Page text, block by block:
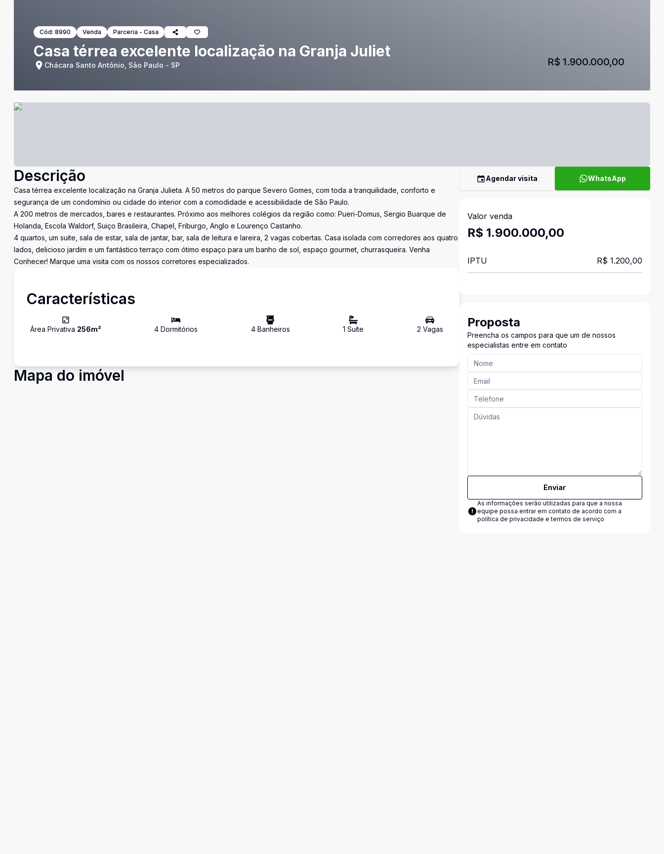
Cód: 8990 Venda Parceria - Casa
Casa térrea excelente localização na Granja Juliet
Chácara Santo Antônio, São Paulo - SP R$ 1.900.000,00
Descrição
Casa térrea excelente localização na Granja Julieta. A 50 metros do parque Severo Gomes, com toda a tranquilidade, conforto e
segurança de um condomínio ou cidade do interior com a comodidade e acessibilidade de São Paulo.
A 200 metros de mercados, bares e restaurantes. Próximo aos melhores colégios da região como: Pueri-Domus, Sergio Buarque de
Holanda, Escola Waldorf, Suiço Brasileira, Chapel, Friburgo, Anglo e Lourenço Castanho.
4 quartos, um suite, sala de estar, sala de jantar, bar, sala de leitura e lareira, 2 vagas cobertas. Casa isolada com corredores aos quatro
lados, delicioso jardim e um fantástico terraço com ótimo espaço para um banho de sol, espaço gourmet, churrasqueira. Venha
Conhecer! Marque uma visita com os nossos corretores especializados.
Características
Área Privativa 256m² 4 Dormitórios 4Banheiros 1 Suíte 2 Vagas
Mapa do imóvel
Agendar visita WhatsApp
Valor venda
R$ 1.900.000,00
IPTU R$ 1.200,00
Proposta
Preencha os campos para que um de nossos
especialistas entre em contato
Enviar
As informações serão utilizadas para que a nossa
equipe possa entrar em contato de acordo com a
política de privacidade e termos de serviço